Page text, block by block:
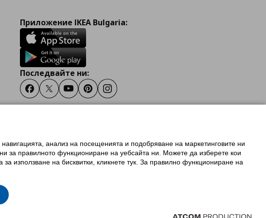
Приложение IKEA Bulgaria:
Последвайте ни:
FacebookTwitterYoutubePinterestInstagram
Условия за ползване на ikea.bg
на програма IKEA Family
анализ на посещенията и подобряване на маркетинговите ни
за правилното функциониране на уебсайта ни. Можете да изберете кои
използване на бисквитки, кликнете тук. За правилно функциониране на